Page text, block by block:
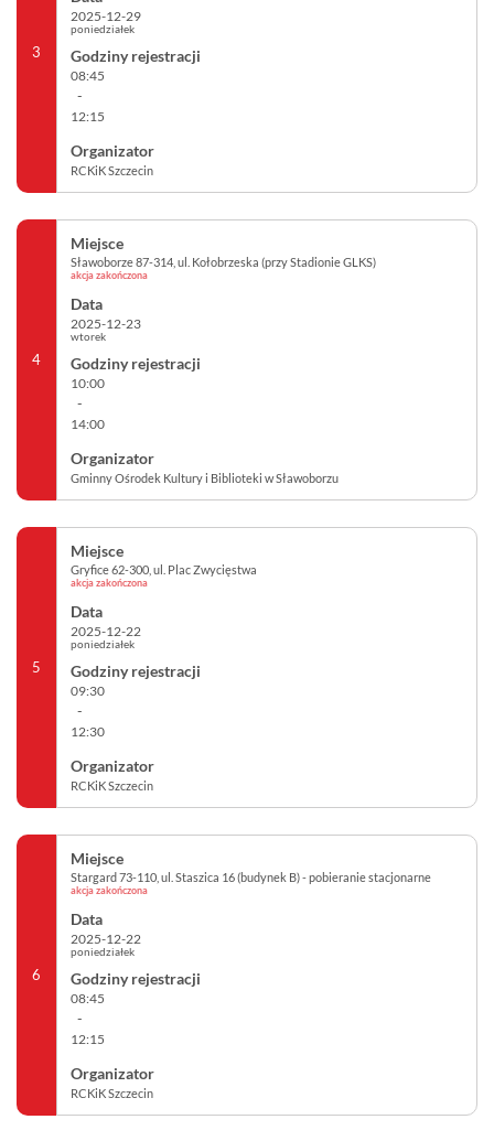
3
2025-12-29
poniedziałek
08:45
-
12:15
RCKiK Szczecin
4
Sławoborze 87-314, ul. Kołobrzeska (przy Stadionie GLKS)
akcja zakończona
2025-12-23
wtorek
10:00
-
14:00
Gminny Ośrodek Kultury i Biblioteki w Sławoborzu
5
Gryfice 62-300, ul. Plac Zwycięstwa
akcja zakończona
2025-12-22
poniedziałek
09:30
-
12:30
RCKiK Szczecin
6
Stargard 73-110, ul. Staszica 16 (budynek B) - pobieranie stacjonarne
akcja zakończona
2025-12-22
poniedziałek
08:45
-
12:15
RCKiK Szczecin